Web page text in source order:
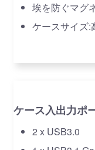
埃を防ぐマグ
ケースサイズ:
ケース入出力ポ
2 x USB3.0